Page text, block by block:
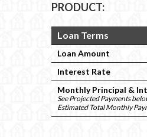
PRODUCT:
Loan Terms
Loan Amount
Interest Rate
Monthly Principal &
See Projected Payments
Estimated Total Monthly